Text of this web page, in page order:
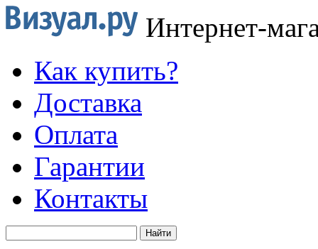
Интернет-
Как купить?
Доставка
Оплата
Гарантии
Контакты